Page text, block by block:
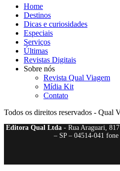
Home
Destinos
Dicas e curiosidades
Especiais
Serviços
Últimas
Revistas Digitais
Sobre nós
Revista Qual Viagem
Mídia Kit
Contato
Todos os direitos reservados - Qual
Editora Qual Ltda- Rua Araguari, 817
– SP – 04514-041